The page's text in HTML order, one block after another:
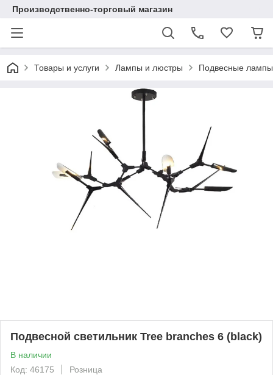
Производственно-торговый магазин
Товары и услуги Лампы и люстры Подвесные лампы
Подвесной светильник Tree branches 6 (black)
В наличии
Код: 46175
Розница